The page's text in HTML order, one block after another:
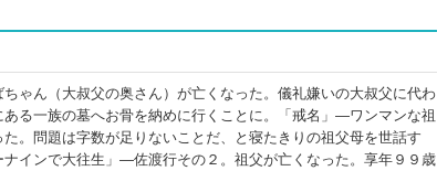
ゃん（大叔父の奥さん）が亡くなった。儀礼嫌いの大叔父に代わ
る一族の墓へお骨を納めに行くことに。「戒名」―ワンマンな祖
。問題は字数が足りないことだ、と寝たきりの祖父母を世話す
インで大往生」―佐渡行その２。祖父が亡くなった。享年９９歳